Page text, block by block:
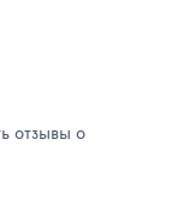
отзывы о